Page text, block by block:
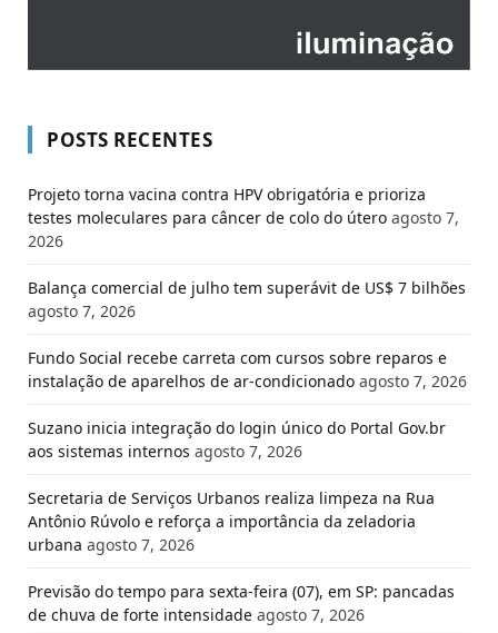
POSTS RECENTES
Projeto torna vacina contra HPV obrigatória e prioriza
testes moleculares para câncer de colo do útero agosto 7,
2026
Balança comercial de julho tem superávit de US$ 7 bilhões
agosto 7, 2026
Fundo Social recebe carreta com cursos sobre reparos e
instalação de aparelhos de ar-condicionado agosto 7, 2026
Suzano inicia integração do login único do Portal Gov.br
aos sistemas internos agosto 7, 2026
Secretaria de Serviços Urbanos realiza limpeza na Rua
Antônio Rúvolo e reforça a importância da zeladoria
urbana agosto 7, 2026
Previsão do tempo para sexta-feira (07), em SP: pancadas
de chuva de forte intensidade agosto 7, 2026